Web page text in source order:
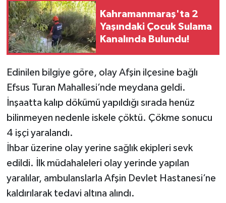
Kahramanmaraş'ta 2
Yaşındaki Çocuk Sulama
Kanalında Bulundu!
Edinilen bilgiye göre, olay Afşin ilçesine bağlı
Efsus Turan Mahallesi’nde meydana geldi.
İnşaatta kalıp dökümü yapıldığı sırada henüz
bilinmeyen nedenle iskele çöktü. Çökme sonucu
4 işçi yaralandı.
İhbar üzerine olay yerine sağlık ekipleri sevk
edildi. İlk müdahaleleri olay yerinde yapılan
yaralılar, ambulanslarla Afşin Devlet Hastanesi’ne
kaldırılarak tedavi altına alındı.